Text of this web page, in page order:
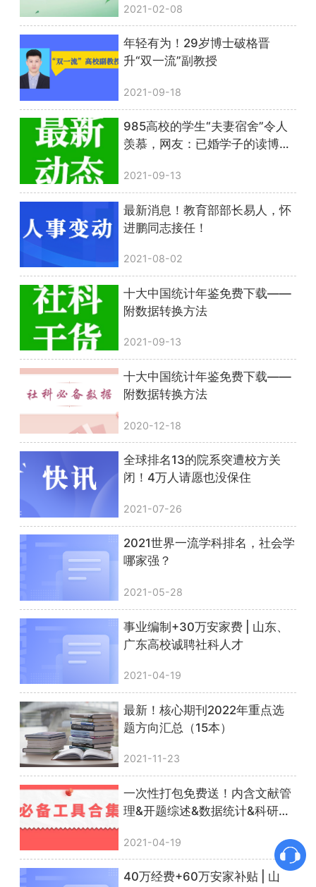
2021-02-08
年轻有为！29岁博士破格晋
升“双一流”副教授
2021-09-18
985高校的学生“夫妻宿舍”令人
羡慕，网友：已婚学子的读博福
2021-09-13
最新消息！教育部部长易人，怀
进鹏同志接任！
2021-08-02
十大中国统计年鉴免费下载——
附数据转换方法
2021-09-13
十大中国统计年鉴免费下载——
附数据转换方法
2020-12-18
全球排名13的院系突遭校方关
闭！4万人请愿也没保住
2021-07-26
2021世界一流学科排名，社会学
哪家强？
2021-05-28
事业编制+30万安家费 | 山东、
广东高校诚聘社科人才
2021-04-19
最新！核心期刊2022年重点选
题方向汇总（15本）
2021-11-23
一次性打包免费送！内含文献管
理&开题综述&数据统计&科研绘
2021-04-19
40万经费+60万安家补贴 | 山